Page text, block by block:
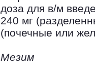
доза для в/м
240 мг
(почечные или
Мезим